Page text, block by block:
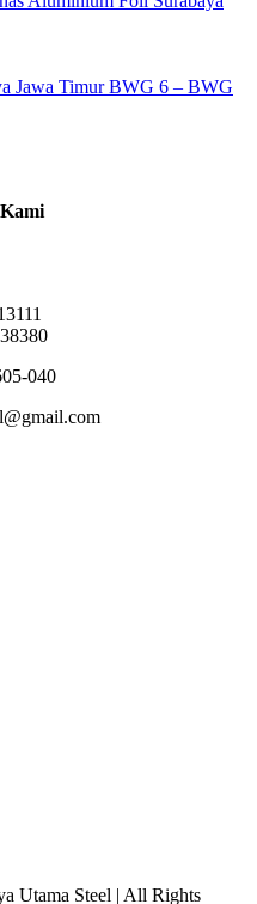
Jawa Timur BWG 6 – BWG
040
Utama Steel | All Rights